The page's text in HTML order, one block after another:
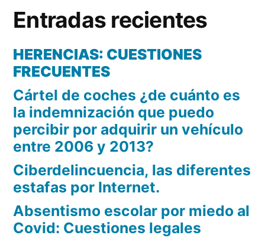
Entradas recientes
HERENCIAS: CUESTIONES
FRECUENTES
Cártel de coches ¿de cuánto es
la indemnización que puedo
percibir por adquirir un vehículo
entre 2006 y 2013?
Ciberdelincuencia, las diferentes
estafas por Internet.
Absentismo escolar por miedo al
Covid: Cuestiones legales